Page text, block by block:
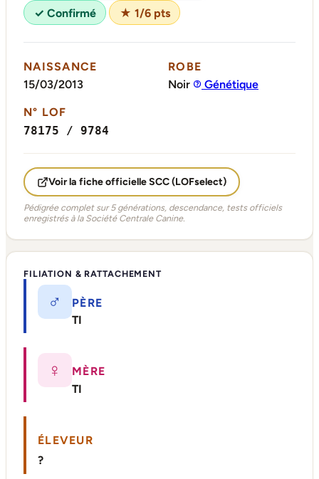
✓ Confirmé
★ 1/6 pts
NAISSANCE
15/03/2013
ROBE
Noir
Génétique
N° LOF
78175 / 9784
Voir la fiche officielle SCC (LOFselect)
Pédigrée complet sur 5 générations, descendance, tests officiels
enregistrés à la Société Centrale Canine.
FILIATION & RATTACHEMENT
♂
PÈRE
TI
♀
MÈRE
TI
ÉLEVEUR
?